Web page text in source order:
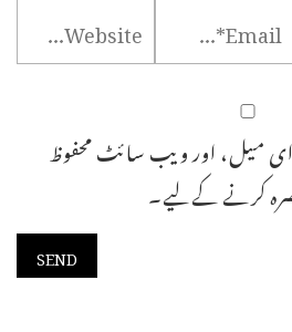
ای میل، اور ویب سائٹ محفوظ
کرنے کےلیے۔